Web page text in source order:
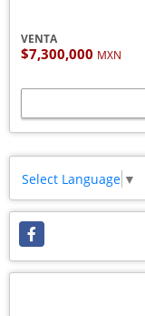
VENTA
$7,300,000 MXN
Select Language ▼
Facebook